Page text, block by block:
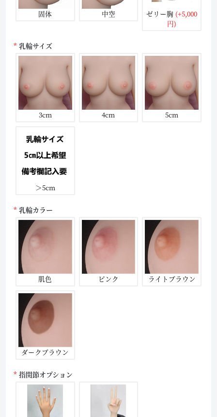
固体 中空 ゼリー胸 (+5,000
円)
乳輪サイズ
3cm 4cm 5cm
＞5cm
乳輪カラー
肌色 ピンク ライトブラウン
ダークブラウン
指関節オプション